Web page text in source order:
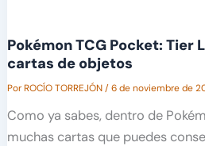
Pokémon TCG Pocket: Tier
cartas de objetos
PorROCÍO TORREJÓN/6 de noviembre de
Como ya sabes, dentro de
muchas cartas que puedes